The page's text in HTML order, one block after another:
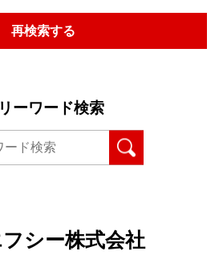
再検索する
ーワード検索
シー株式会社